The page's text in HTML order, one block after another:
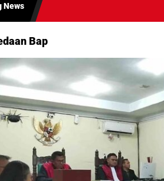
News
Bap